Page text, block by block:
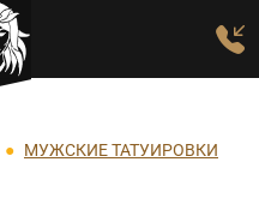
МУЖСКИЕ ТАТУИРОВКИ